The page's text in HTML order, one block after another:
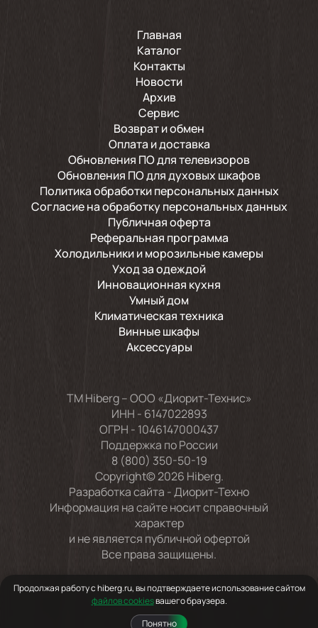
Главная
Каталог
Контакты
Новости
Архив
Сервис
Возврат и обмен
Оплата и доставка
Обновления ПО для телевизоров
Обновления ПО для духовых шкафов
Политика обработки персональных данных
Согласие на обработку персональных данных
Публичная оферта
Реферальная программа
Холодильники и морозильные камеры
Уход за одеждой
Инновационная кухня
Умный дом
Климатическая техника
Винные шкафы
Аксессуары
TM Hiberg – ООО «Диорит-Технис»
ИНН - 6147022893
ОГРН - 1046147000437
Поддержка по России
8 (800) 350-50-19
Copyright© 2026 Hiberg.
Разработка сайта -Диорит-Техно
Информация на сайте носит справочный
характер
и не является публичной офертой
Все права защищены.
Продолжая работу с hiberg.ru, вы подтверждаете использование сайтом
файлов cookiesвашего браузера.
Понятно